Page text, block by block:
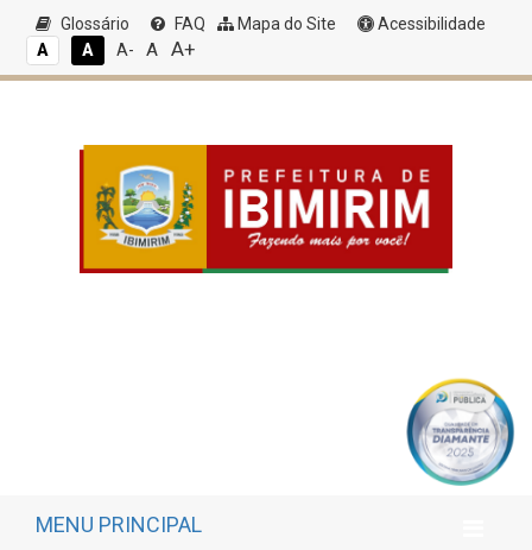
Glossário FAQ Mapa do Site
Acessibilidade
A
A A- A A+
MENU PRINCIPAL